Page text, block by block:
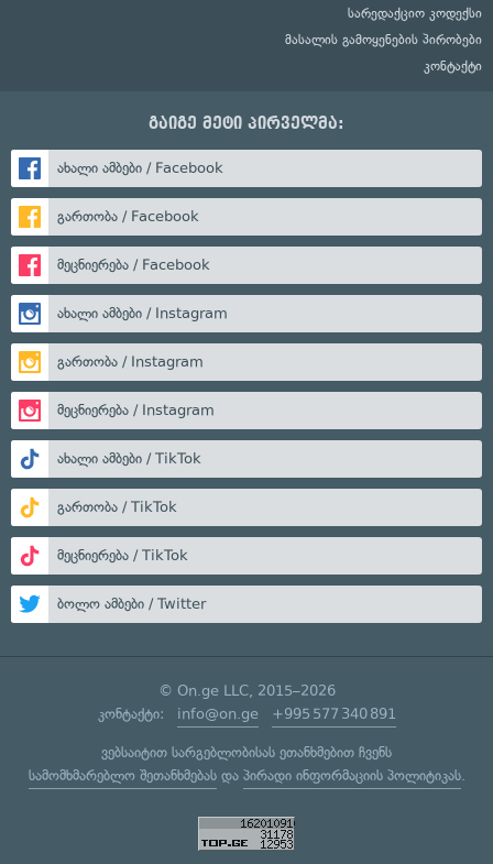
სარედაქციო კოდექსი
მასალის გამოყენების პირობები
კონტაქტი
გაიგე მეტი პირველმა:
ახალი ამბები / Facebook
გართობა / Facebook
მეცნიერება / Facebook
ახალი ამბები / Instagram
გართობა / Instagram
მეცნიერება / Instagram
ახალი ამბები / TikTok
გართობა / TikTok
მეცნიერება / TikTok
ბოლო ამბები / Twitter
© On.ge LLC, 2015–2026
კონტაქტი: info@on.ge +995 577 340 891
ვებსაიტით სარგებლობისას ეთანხმებით ჩვენს
სამომხმარებლო შეთანხმებასდა პირადი ინფორმაციის პოლიტიკას.